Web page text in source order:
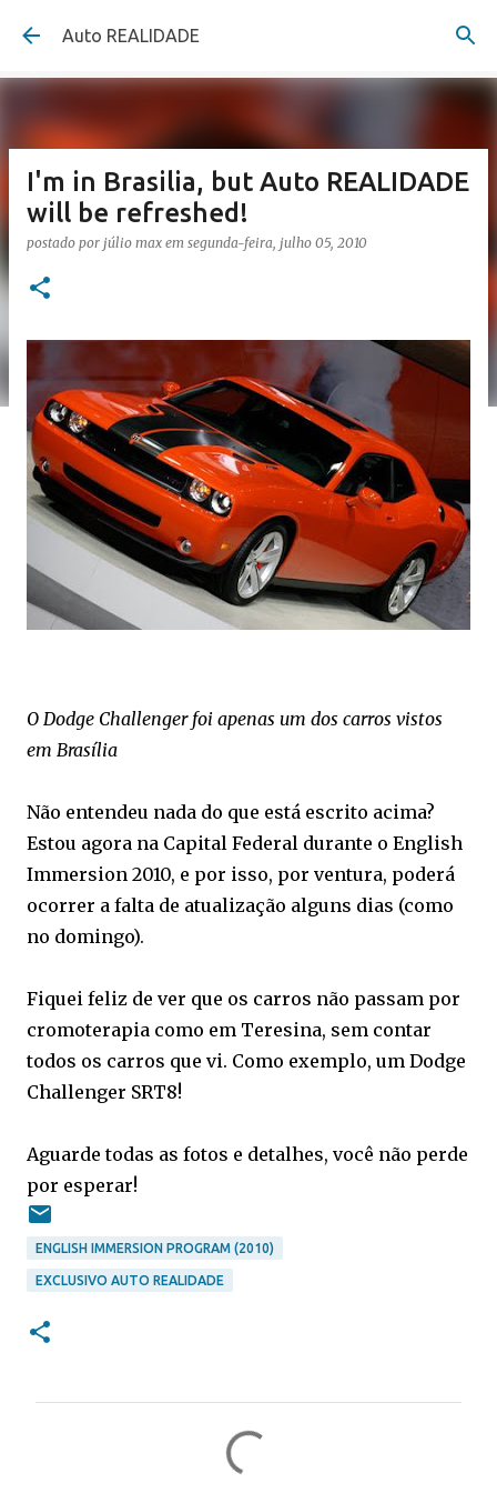
Pular para o conteúdo principal
Auto REALIDADE
I'm in Brasilia, but Auto REALIDADE
will be refreshed!
postado por júlio max em segunda-feira, julho 05, 2010
O Dodge Challenger foi apenas um dos carros vistos
em Brasília
Não entendeu nada do que está escrito acima?
Estou agora na Capital Federal durante o English
Immersion 2010, e por isso, por ventura, poderá
ocorrer a falta de atualização alguns dias (como
no domingo).
Fiquei feliz de ver que os carros não passam por
cromoterapia como em Teresina, sem contar
todos os carros que vi. Como exemplo, um Dodge
Challenger SRT8!
Aguarde todas as fotos e detalhes, você não perde
por esperar!
ENGLISH IMMERSION PROGRAM (2010)
EXCLUSIVO AUTO REALIDADE